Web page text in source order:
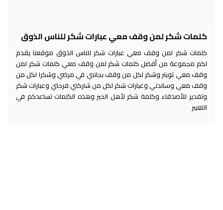
كلمات شكر لمن وقف معي عبارات شكر للناس الذوق
كلمات شكر لمن وقف معي عبارات شكر للناس الذوق موقعنا يقدم
لكم مجموعة من أفضل كلمات شكر لمن وقف معي كلمات شكر لمن
وقف معي تويتر وشكر لكل من وقف بجانبي في مرضي وشكرا لكل من
وقف معي وساندني وعبارات شكر لكل من شاركني فرحتي وعبارات شكر
وتقدير للأصدقاء وكلمة شكر لأهل الخير وهذه الكلمات تساعدكم في
التعبير